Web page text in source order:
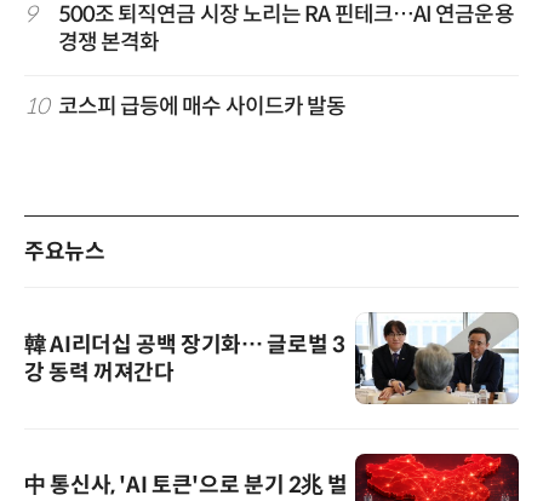
9
500조 퇴직연금 시장 노리는 RA 핀테크…AI 연금운용
경쟁 본격화
10 코스피 급등에 매수 사이드카 발동
주요뉴스
韓 AI리더십 공백 장기화… 글로벌 3
강 동력 꺼져간다
中 통신사, 'AI 토큰'으로 분기 2兆 벌